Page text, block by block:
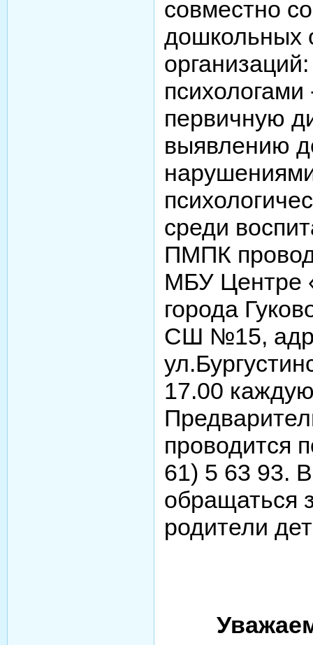
совместно
дошкольных
первичную
выявлению
среди
ПМПК
МБУ Центре
города
СШ №15,
17.00
проводится
61) 5 63 93.
обращаться
родители